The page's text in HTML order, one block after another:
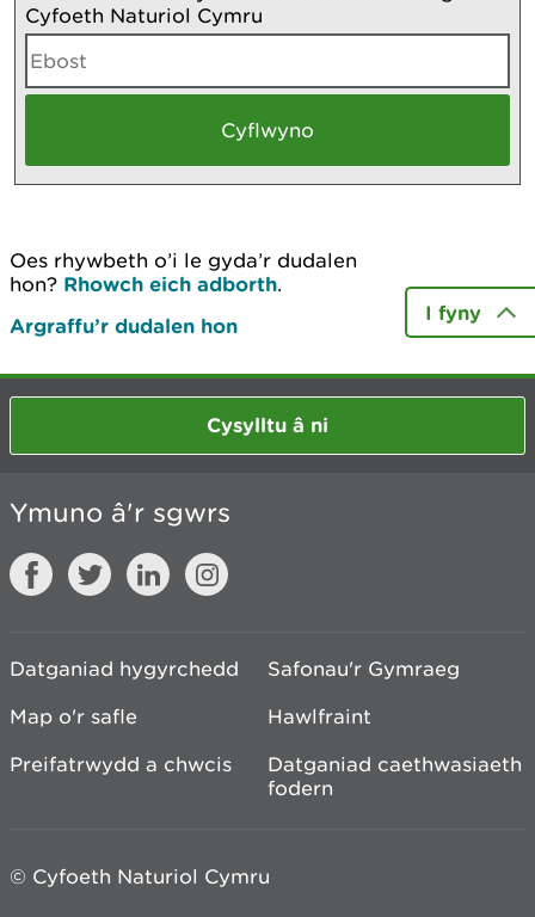
Cyfoeth Naturiol Cymru
Oes rhywbeth o’i le gyda’r dudalen
hon? Rhowch eich adborth.
Argraffu’r dudalen hon
I fyny
Cysylltu â ni
Ymuno â'r sgwrs
Datganiad hygyrchedd
Safonau'r Gymraeg
Map o'r safle
Hawlfraint
Preifatrwydd a chwcis
Datganiad caethwasiaeth
fodern
© Cyfoeth Naturiol Cymru